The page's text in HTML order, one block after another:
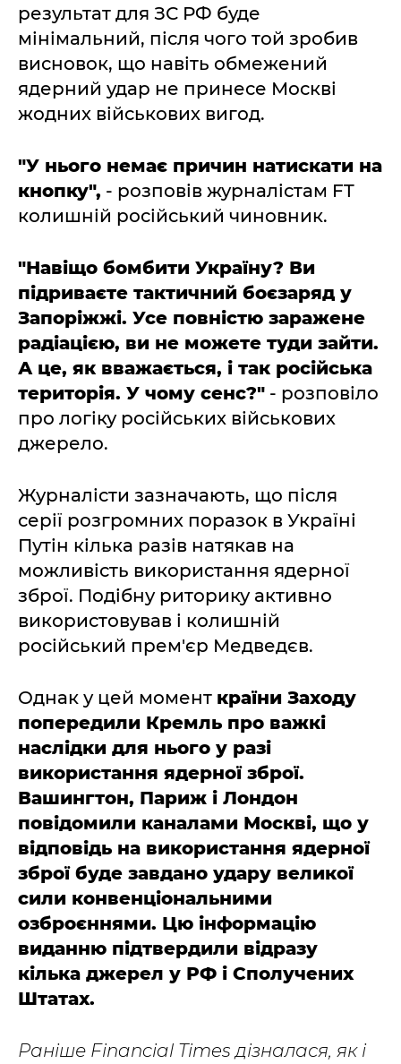
результат для ЗС РФ буде
мінімальний, після чого той зробив
висновок, що навіть обмежений
ядерний удар не принесе Москві
жодних військових вигод.
"У нього немає причин натискати на
кнопку", - розповів журналістам FT
колишній російський чиновник.
"Навіщо бомбити Україну? Ви
підриваєте тактичний боєзаряд у
Запоріжжі. Усе повністю заражене
радіацією, ви не можете туди зайти.
А це, як вважається, і так російська
територія. У чому сенс?" - розповіло
про логіку російських військових
джерело.
Журналісти зазначають, що після
серії розгромних поразок в Україні
Путін кілька разів натякав на
можливість використання ядерної
зброї. Подібну риторику активно
використовував і колишній
російський прем'єр Медведєв.
Однак у цей момент країни Заходу
попередили Кремль про важкі
наслідки для нього у разі
використання ядерної зброї.
Вашингтон, Париж і Лондон
повідомили каналами Москві, що у
відповідь на використання ядерної
зброї буде завдано удару великої
сили конвенціональними
озброєннями. Цю інформацію
виданню підтвердили відразу
кілька джерел у РФ і Сполучених
Штатах.
Раніше Financial Times дізналася, як і